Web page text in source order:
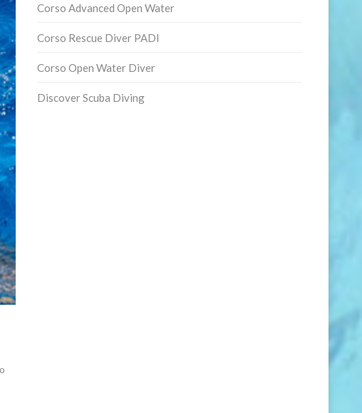
Corso Advanced Open Water
Corso Rescue Diver PADI
Corso Open Water Diver
Discover Scuba Diving